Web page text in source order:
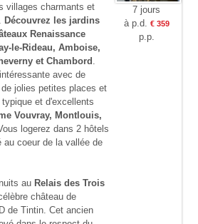
villages charmants et
Découvrez les jardins
Renaissance
le-Rideau, Amboise,
et Chambord .
avec de
jolies petites places et
et d'excellents
Vouvray, Montlouis,
logerez dans 2 hôtels
coeur de la vallée de
au Relais des Trois
château de
de Tintin. Cet ancien
7 jours
à p.d.
€ 359
p.p.